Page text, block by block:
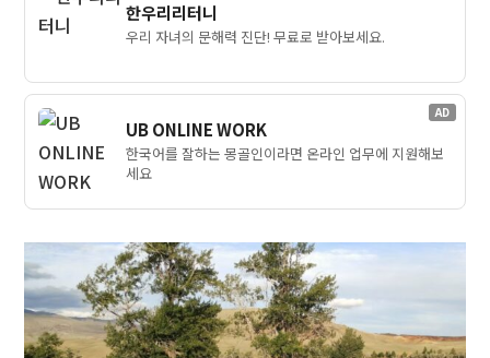
한우리리터니
우리 자녀의 문해력 진단! 무료로 받아보세요.
AD
UB ONLINE WORK
한국어를 잘하는 몽골인이라면 온라인 업무에 지원해보
세요